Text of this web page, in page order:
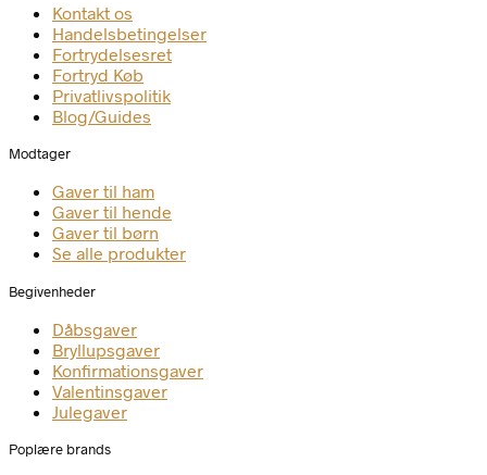
Kontakt os
Handelsbetingelser
Fortrydelsesret
Fortryd Køb
Privatlivspolitik
Blog/Guides
Modtager
Gaver til ham
Gaver til hende
Gaver til børn
Se alle produkter
Begivenheder
Dåbsgaver
Bryllupsgaver
Konfirmationsgaver
Valentinsgaver
Julegaver
Poplære brands